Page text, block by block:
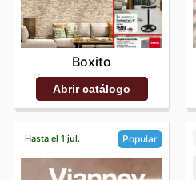
Boxito
Abrir catálogo
Hasta el 1 jul. Popular